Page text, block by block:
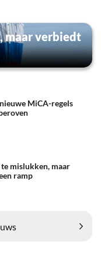
maar verbiedt
MiCA-regels
mislukken, maar
ramp